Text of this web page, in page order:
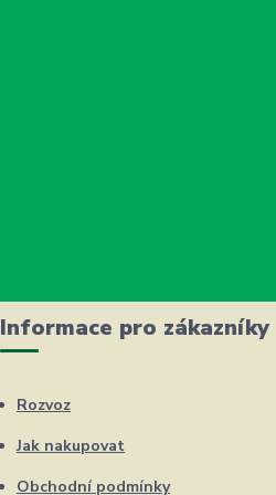
Informace pro zákazníky
Rozvoz
Jak nakupovat
Obchodní podmínky